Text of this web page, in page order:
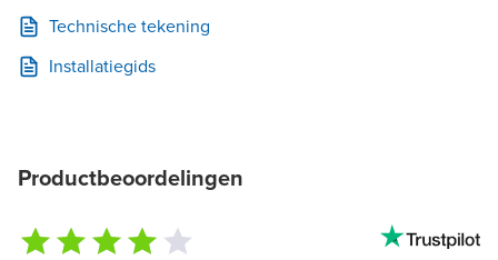
Technische tekening
Installatiegids
Productbeoordelingen